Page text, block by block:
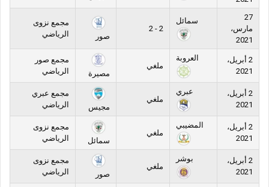
27
مارس،
2021
سمائل
2 - 2
صور
مجمع نزوى
الرياضي
2 أبريل،
2021
العروبة
ملغي
مصيرة
مجمع صور
الرياضي
2 أبريل،
2021
عبري
ملغي
مجيس
مجمع عبري
الرياضي
2 أبريل،
2021
المضيبي
ملغي
سمائل
مجمع نزوى
الرياضي
2 أبريل،
2021
بوشر
ملغي
صور
مجمع نزوى
الرياضي